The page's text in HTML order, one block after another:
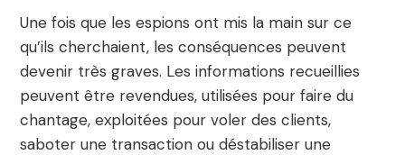
Une fois que les espions ont mis la main sur ce
qu’ils cherchaient, les conséquences peuvent
devenir très graves. Les informations recueillies
peuvent être revendues, utilisées pour faire du
chantage, exploitées pour voler des clients,
saboter une transaction ou déstabiliser une